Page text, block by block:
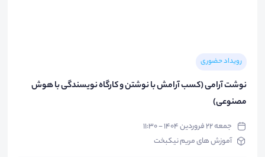
رویداد حضوری
نوشت آرامی (کسب آرامش با نوشتن و کارگاه نویسندگی با هوش
مصنوعی)
جمعه ۲۲ فروردین ۱۴۰۴ - ۱۱:۳۰
آموزش های مریم نیکبخت